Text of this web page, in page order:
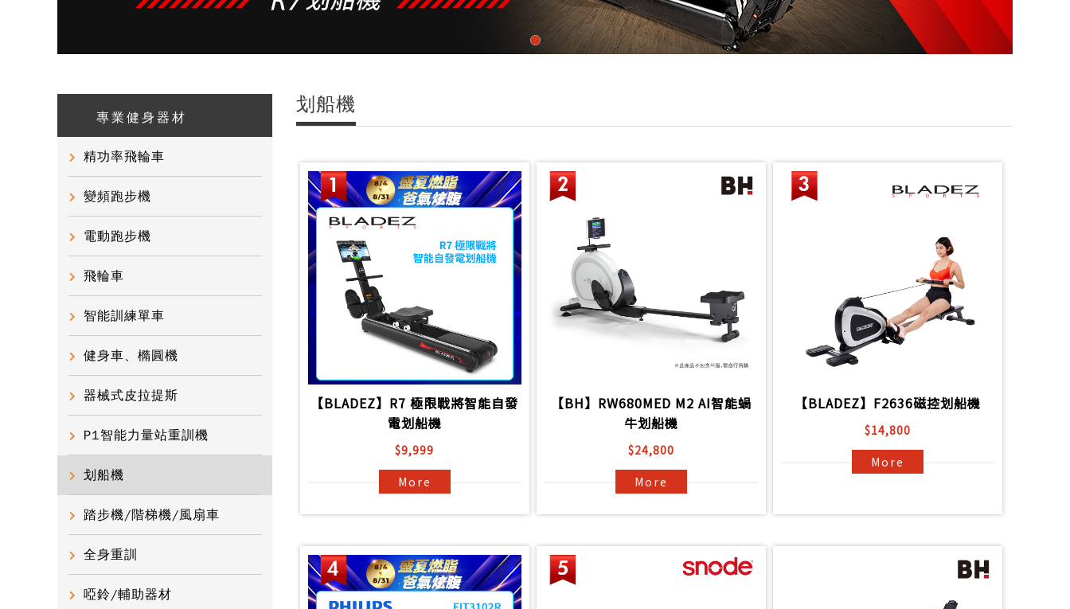
專業健身器材
精功率飛輪車
變頻跑步機
電動跑步機
飛輪車
智能訓練單車
健身車、橢圓機
器械式皮拉提斯
P1智能力量站重訓機
划船機
踏步機/階梯機/風扇車
全身重訓
啞鈴/輔助器材
划船機
【BLADEZ】R7 極限戰將智能自發
電划船機
$9,999
More
【BH】RW680MED M2 AI智能蝸
牛划船機
$24,800
More
【BLADEZ】F2636磁控划船機
$14,800
More